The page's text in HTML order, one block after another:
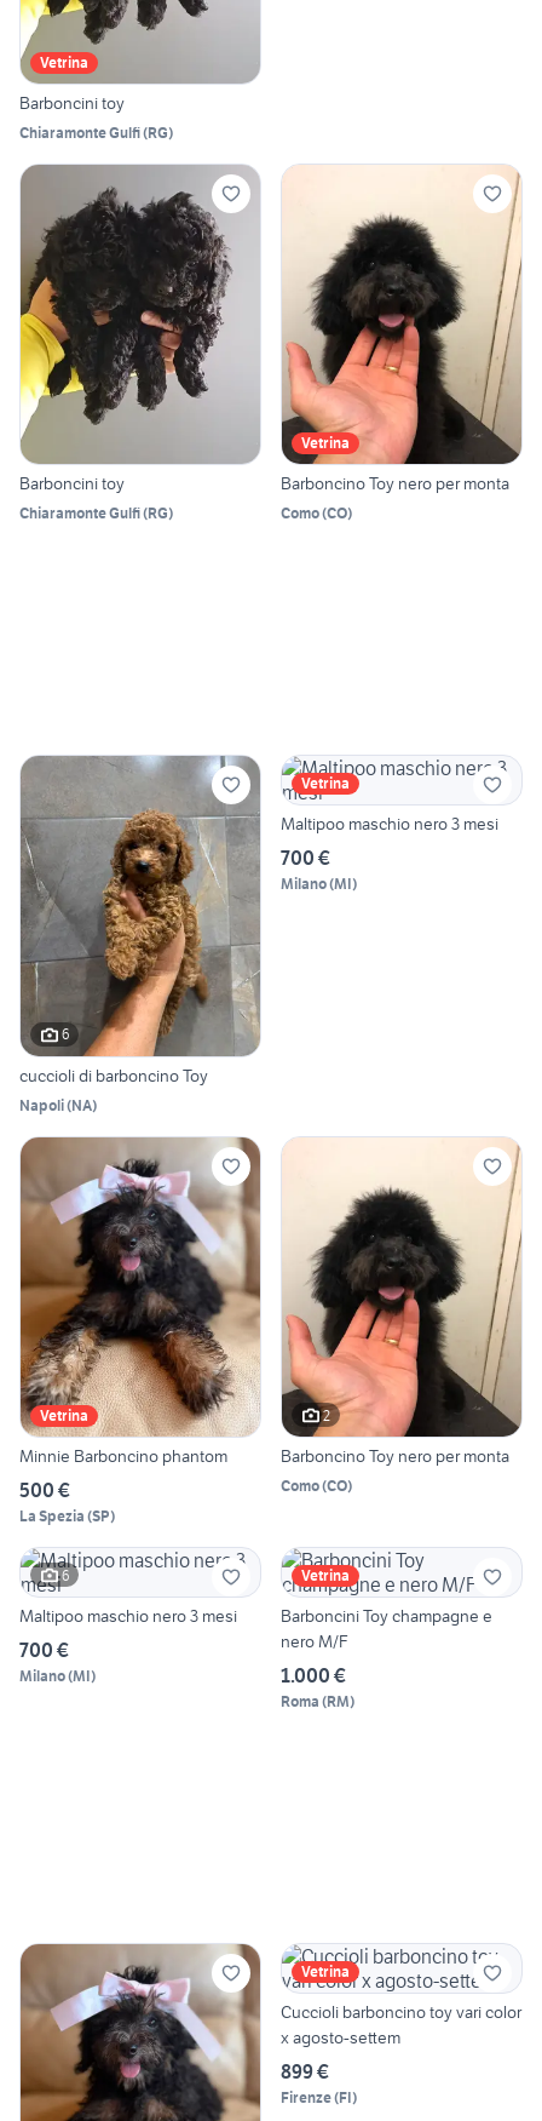
Vetrina
Barboncini toy
Chiaramonte Gulfi(RG)
Barboncini toy
Chiaramonte Gulfi(RG)
Vetrina
Barboncino Toy nero per monta
Como(CO)
6
cuccioli di barboncino Toy
Napoli(NA)
Vetrina
Maltipoo maschio nero 3 mesi
700 €
Milano(MI)
Vetrina
Minnie Barboncino phantom
500 €
La Spezia (SP)
2
Barboncino Toy nero per monta
Como(CO)
6
Maltipoo maschio nero 3 mesi
700 €
Milano(MI)
Vetrina
Barboncini Toy champagne e
nero M/F
1.000 €
Roma (RM)
Vetrina
Cuccioli barboncino toy vari color
x agosto-settem
899 €
Firenze(FI)